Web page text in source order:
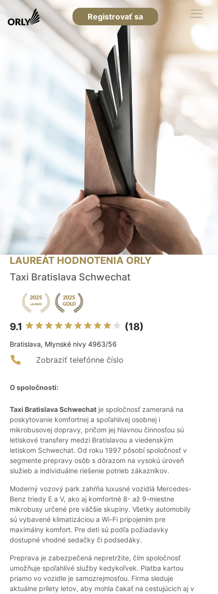
Registrovať sa
LAUREÁT HODNOTENIA ORLY
Taxi Bratislava Schwechat
9.1 (18)
Bratislava, Mlynské nivy 4963/56
Zobraziť telefónne číslo
O spoločnosti:
Taxi Bratislava Schwechat je spoločnosť zameraná na
poskytovanie komfortnej a spoľahlivej osobnej i
mikrobusovej dopravy, pričom jej hlavnou činnosťou sú
letiskové transfery medzi Bratislavou a viedenským
letiskom Schwechat. Od roku 1997 pôsobí spoločnosť v
segmente prepravy osôb s dôrazom na vysokú úroveň
služieb a individuálne riešenie potrieb zákazníkov.
Moderný vozový park zahŕňa luxusné vozidlá Mercedes-
Benz triedy E a V, ako aj komfortné 8- až 9-miestne
mikrobusy určené pre väčšie skupiny. Všetky automobily
sú vybavené klimatizáciou a Wi-Fi pripojením pre
maximálny komfort. Pre deti sú podľa požiadavky
dostupné vhodné sedačky či podsedáky.
Preprava je zabezpečená nepretržite, čím spoločnosť
umožňuje spoľahlivé služby kedykoľvek. Platba kartou
priamo vo vozidle je samozrejmosťou. Firma sleduje
aktuálne prílety letov, aby mohla čakať na cestujúcich aj v